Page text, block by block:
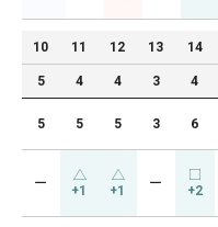
10 11 12 13 14
5 4 4 3 4
5 5 5 3 6
ー +1 +1 ー +2